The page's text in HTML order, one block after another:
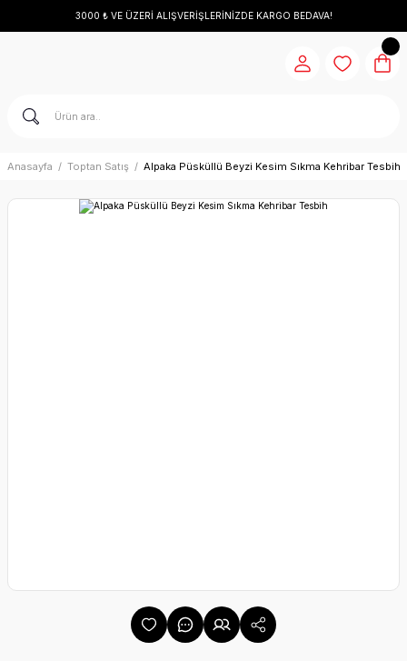
3000 ₺ VE ÜZERİ ALIŞVERİŞLERİNİZDE KARGO BEDAVA!
Anasayfa Toptan Satış Alpaka Püsküllü Beyzi Kesim Sıkma Kehribar Tesbih